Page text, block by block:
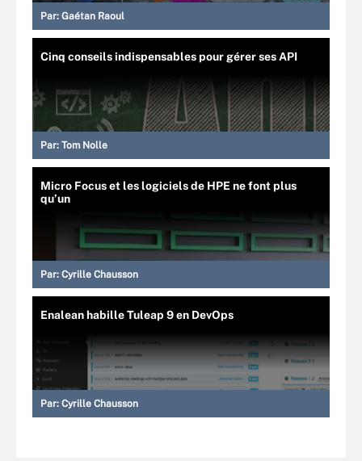
Par: Gaétan Raoul
Cinq conseils indispensables pour gérer ses API
Par: Tom Nolle
Micro Focus et les logiciels de HPE ne font plus
qu’un
Par: Cyrille Chausson
Enalean habille Tuleap 9 en DevOps
Par: Cyrille Chausson